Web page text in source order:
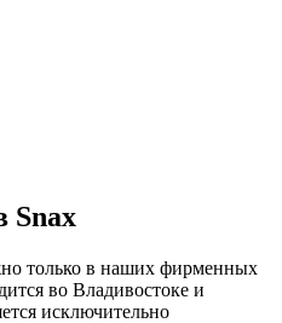
Snax
только в наших фирменных
во Владивостоке и
исключительно